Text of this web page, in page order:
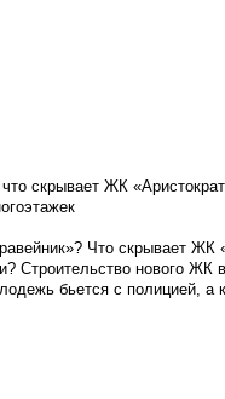
скрывает ЖК
Что скрывает
Строительство нового ЖК
бьется с полицией, а